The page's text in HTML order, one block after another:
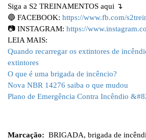
Siga a S2 TREINAMENTOS aqui ↴
🔵 FACEBOOK: https://www.fb.com/
📷 INSTAGRAM: https://
LEIA MAIS:
Quando recarregar os extintores de
extintores
O que é uma brigada de incêncio?
Nova NBR 14276 saiba o que mudou
Plano de Emergência Contra Incêndio
Marcação: BRIGADA, brigada de